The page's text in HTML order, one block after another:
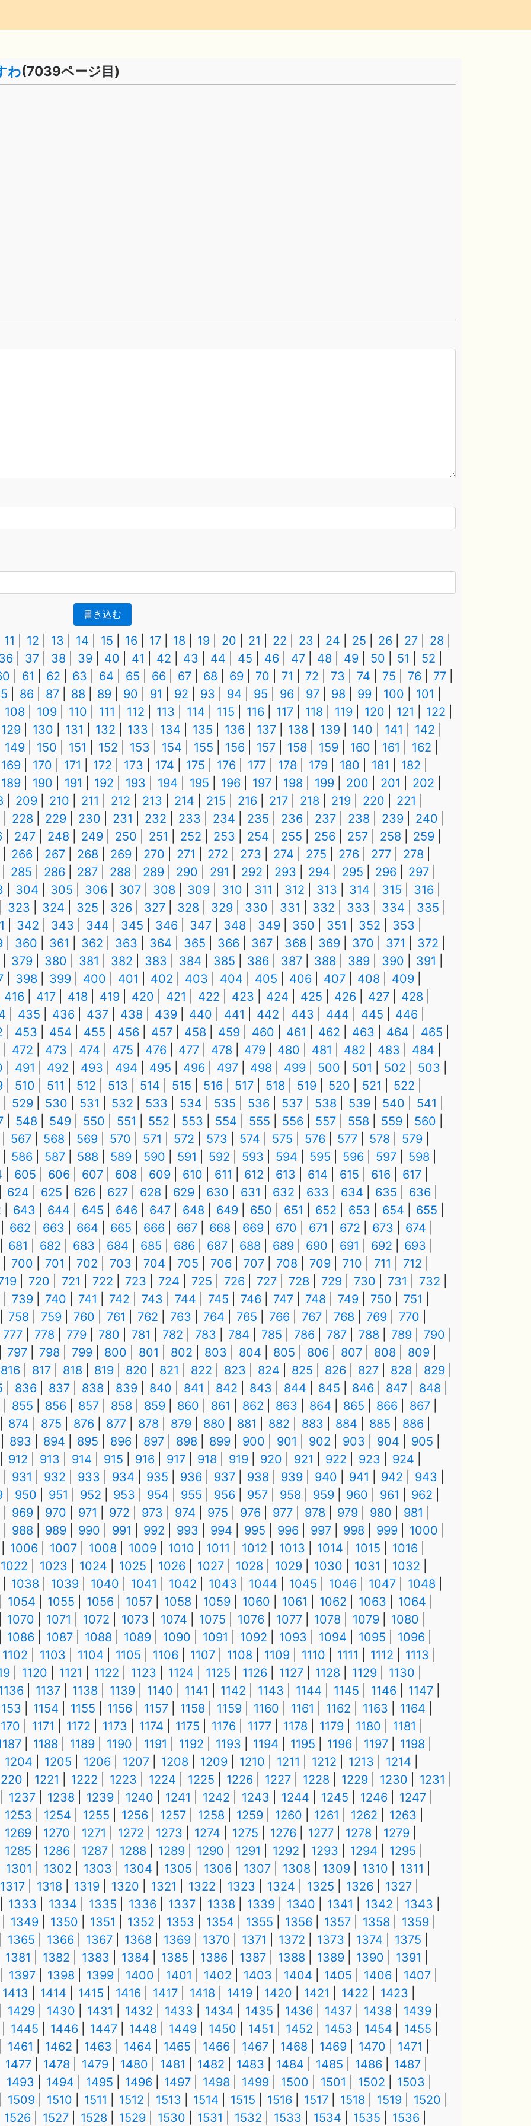
わ(7039ページ目)
書き込む
11 12 13 14 15 16 17 18 19 20 21 22 23 24 25 26 27
28
37 38 39 40 41 42 43 44 45 46 47 48 49 50 51
52
61 62 63 64 65 66 67 68 69 70 71 72 73 74 75 76
77
86 87 88 89 90 91 92 93 94 95 96 97 98 99 100
101
108
109 110 111 112 113 114 115 116 117 118 119 120 121
122
129
130 131 132 133 134 135 136 137 138 139 140 141
142
149
150 151 152 153 154 155 156 157 158 159 160 161
162
169
170 171 172 173 174 175 176 177 178 179 180 181
182
189
190 191 192 193 194 195 196 197 198 199 200 201
202
209 210 211 212 213 214 215 216 217 218 219 220
221
228
229 230 231 232 233 234 235 236 237 238 239
240
247 248 249 250 251 252 253 254 255 256 257 258
259
266
267 268 269 270 271 272 273 274 275 276 277
278
285
286 287 288 289 290 291 292 293 294 295 296
297
304 305 306 307 308 309 310 311 312 313 314 315
316
323
324 325 326 327 328 329 330 331 332 333 334
335
342 343 344 345 346 347 348 349 350 351 352
353
360 361 362 363 364 365 366 367 368 369 370 371
372
379
380 381 382 383 384 385 386 387 388 389 390
391
398 399 400 401 402 403 404 405 406 407 408
409
416
417 418 419 420 421 422 423 424 425 426 427
428
435 436 437 438 439 440 441 442 443 444 445
446
453 454 455 456 457 458 459 460 461 462 463 464
465
472
473 474 475 476 477 478 479 480 481 482 483
484
491 492 493 494 495 496 497 498 499 500 501 502
503
510 511 512 513 514 515 516 517 518 519 520 521
522
529
530 531 532 533 534 535 536 537 538 539 540
541
548 549 550 551 552 553 554 555 556 557 558 559
560
567
568 569 570 571 572 573 574 575 576 577 578
579
586
587 588 589 590 591 592 593 594 595 596 597
598
605 606 607 608 609 610 611 612 613 614 615 616
617
624
625 626 627 628 629 630 631 632 633 634 635
636
643 644 645 646 647 648 649 650 651 652 653 654
655
662
663 664 665 666 667 668 669 670 671 672 673
674
681
682 683 684 685 686 687 688 689 690 691 692
693
700
701 702 703 704 705 706 707 708 709 710 711
712
720 721 722 723 724 725 726 727 728 729 730 731
732
739
740 741 742 743 744 745 746 747 748 749 750
751
758
759 760 761 762 763 764 765 766 767 768 769
770
777
778 779 780 781 782 783 784 785 786 787 788 789
790
797
798 799 800 801 802 803 804 805 806 807 808
809
816
817 818 819 820 821 822 823 824 825 826 827 828
829
836 837 838 839 840 841 842 843 844 845 846 847
848
855
856 857 858 859 860 861 862 863 864 865 866
867
874
875 876 877 878 879 880 881 882 883 884 885
886
893
894 895 896 897 898 899 900 901 902 903 904
905
912
913 914 915 916 917 918 919 920 921 922 923
924
931
932 933 934 935 936 937 938 939 940 941 942
943
950 951 952 953 954 955 956 957 958 959 960 961
962
969
970 971 972 973 974 975 976 977 978 979 980
981
988
989 990 991 992 993 994 995 996 997 998 999
1000
1006
1007 1008 1009 1010 1011 1012 1013 1014 1015
1016
1022
1023 1024 1025 1026 1027 1028 1029 1030 1031
1032
1038
1039 1040 1041 1042 1043 1044 1045 1046 1047
1048
1054
1055 1056 1057 1058 1059 1060 1061 1062 1063
1064
1070
1071 1072 1073 1074 1075 1076 1077 1078 1079
1080
1086
1087 1088 1089 1090 1091 1092 1093 1094 1095
1096
1102
1103 1104 1105 1106 1107 1108 1109 1110 1111 1112
1113
1120 1121 1122 1123 1124 1125 1126 1127 1128 1129
1130
1137 1138 1139 1140 1141 1142 1143 1144 1145 1146
1147
1154 1155 1156 1157 1158 1159 1160 1161 1162 1163
1164
1171 1172 1173 1174 1175 1176 1177 1178 1179 1180
1181
1188 1189 1190 1191 1192 1193 1194 1195 1196 1197
1198
1204
1205 1206 1207 1208 1209 1210 1211 1212 1213
1214
1221 1222 1223 1224 1225 1226 1227 1228 1229 1230
1231
1237
1238 1239 1240 1241 1242 1243 1244 1245 1246
1247
1253
1254 1255 1256 1257 1258 1259 1260 1261 1262
1263
1269
1270 1271 1272 1273 1274 1275 1276 1277 1278
1279
1285
1286 1287 1288 1289 1290 1291 1292 1293 1294
1295
1301
1302 1303 1304 1305 1306 1307 1308 1309 1310
1311
1317
1318 1319 1320 1321 1322 1323 1324 1325 1326
1327
1333
1334 1335 1336 1337 1338 1339 1340 1341 1342
1343
1349
1350 1351 1352 1353 1354 1355 1356 1357 1358
1359
1365
1366 1367 1368 1369 1370 1371 1372 1373 1374
1375
1381
1382 1383 1384 1385 1386 1387 1388 1389 1390
1391
1397
1398 1399 1400 1401 1402 1403 1404 1405 1406
1407
1413
1414 1415 1416 1417 1418 1419 1420 1421 1422
1423
1429
1430 1431 1432 1433 1434 1435 1436 1437 1438
1439
1445
1446 1447 1448 1449 1450 1451 1452 1453 1454
1455
1461
1462 1463 1464 1465 1466 1467 1468 1469 1470
1471
1477
1478 1479 1480 1481 1482 1483 1484 1485 1486
1487
1493
1494 1495 1496 1497 1498 1499 1500 1501 1502
1503
1509
1510 1511 1512 1513 1514 1515 1516 1517 1518 1519
1520
1526
1527 1528 1529 1530 1531 1532 1533 1534 1535 1536